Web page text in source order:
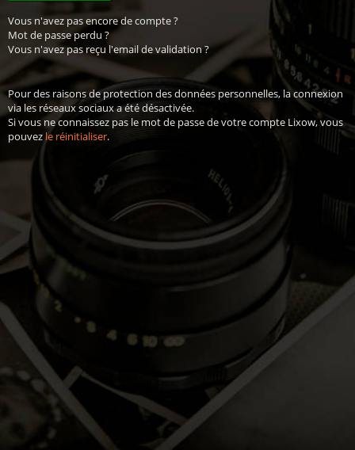
Vous n'avez pas encore de compte ?
Mot de passe perdu ?
Vous n'avez pas reçu l'email de validation ?
Pour des raisons de protection des données personnelles, la connexion
via les réseaux sociaux a été désactivée.
Si vous ne connaissez pas le mot de passe de votre compte Lixow, vous
pouvezle réinitialiser.